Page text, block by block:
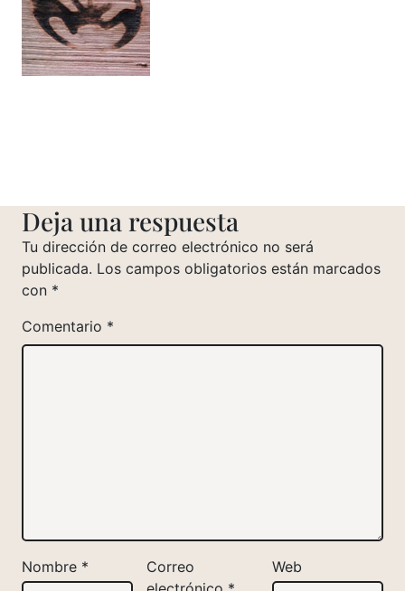
Deja una respuesta
Tu dirección de correo electrónico no será
publicada. Los campos obligatorios están marcados
con *
Comentario *
Nombre *
Correo
Web